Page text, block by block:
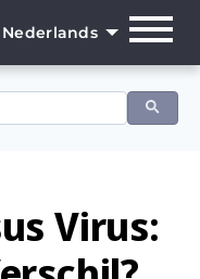
Nederlands
Virus: